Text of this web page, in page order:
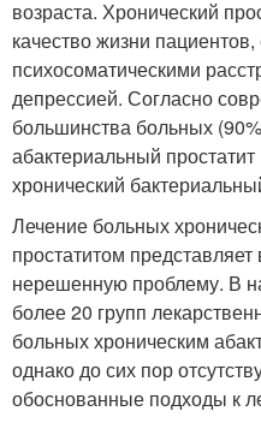
возраста. Хронический
качество жизни
психосоматическими
депрессией. Согласно
большинства больных
абактериальный
хронический
Лечение больных
простатитом
нерешенную проблему. В
более 20 групп
больных хроническим
однако до сих пор
обоснованные подходы к